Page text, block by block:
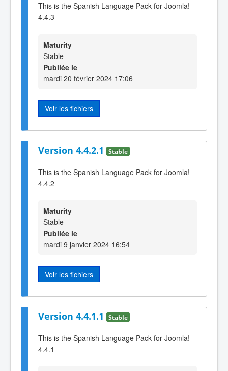
This is the Spanish Language Pack for Joomla!
4.4.3
Maturity
Stable
Publiée le
mardi 20 février 2024 17:06
Voir les fichiers
Version 4.4.2.1 Stable
This is the Spanish Language Pack for Joomla!
4.4.2
Maturity
Stable
Publiée le
mardi 9 janvier 2024 16:54
Voir les fichiers
Version 4.4.1.1 Stable
This is the Spanish Language Pack for Joomla!
4.4.1